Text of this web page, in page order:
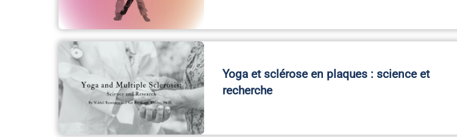
Yoga et sclérose en plaques : science et
recherche